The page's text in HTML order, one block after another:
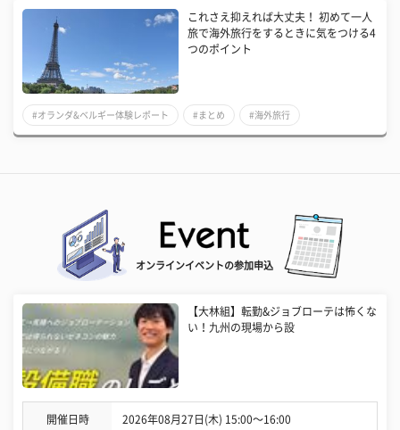
これさえ抑えれば大丈夫！ 初めて一人
旅で海外旅行をするときに気をつける4
つのポイント
#オランダ&ベルギー体験レポート #まとめ #海外旅行
オンラインイベントの参加申込
【大林組】転勤&ジョブローテは怖くな
い！九州の現場から設
開催日時 2026年08月27日(木) 15:00〜16:00